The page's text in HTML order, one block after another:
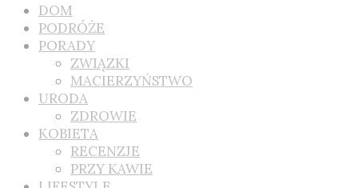
DOM
PODRÓŻE
PORADY
ZWIĄZKI
MACIERZYŃSTWO
URODA
ZDROWIE
KOBIETA
RECENZJE
PRZY KAWIE